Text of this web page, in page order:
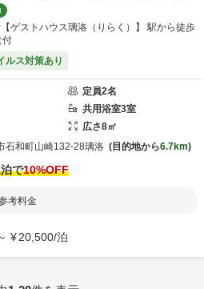
ゲストハウス璃洛（りらく）】 駅から徒歩
付
ルス対策あり
定員2名
共用浴室3室
広さ8㎡
石和町山崎132-28璃洛 目的地から6.7km
で10%OFF
考料金
¥20,500/泊